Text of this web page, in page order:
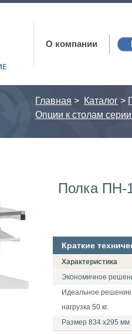
О компании
Главная > Каталог >
Опции к столам
Полка ПН-
Краткие
Характеристика
Экономичное
Идеальное
нагрузка 50 кг.
Размер 834 х295 мм